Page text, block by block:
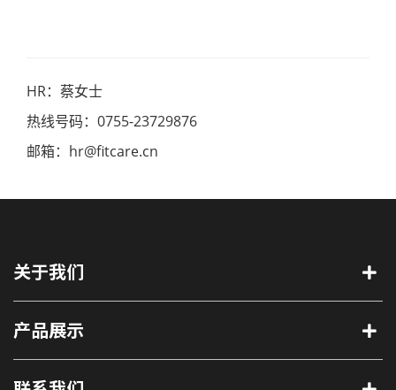
HR：蔡女士
热线号码：0755-23729876
邮箱：hr@fitcare.cn
关于我们
产品展示